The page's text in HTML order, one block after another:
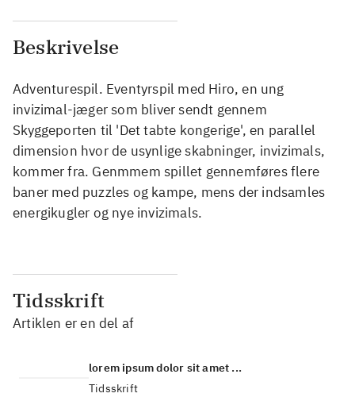
Beskrivelse
Adventurespil. Eventyrspil med Hiro, en ung
invizimal-jæger som bliver sendt gennem
Skyggeporten til 'Det tabte kongerige', en parallel
dimension hvor de usynlige skabninger, invizimals,
kommer fra. Genmmem spillet gennemføres flere
baner med puzzles og kampe, mens der indsamles
energikugler og nye invizimals.
Tidsskrift
Artiklen er en del af
lorem ipsum dolor sit amet ...
Tidsskrift